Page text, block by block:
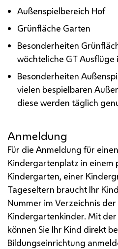
Außenspielbereich Hof
Grünfläche Garten
Besonderheiten
wöchteliche GT
Besonderheiten
vielen bespielbaren
diese werden täglich
Anmeldung
Für die Anmeldung für
Kindergartenplatz in einem
Kindergarten, einer
Tageseltern braucht Ihr
Nummer im Verzeichnis
Kindergartenkinder. Mit
können Sie Ihr Kind direkt
Bildungseinrichtung